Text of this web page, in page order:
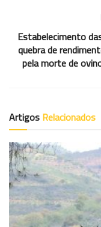
Estabelecimento
quebra de
pela morte de
Artigos Relacionados